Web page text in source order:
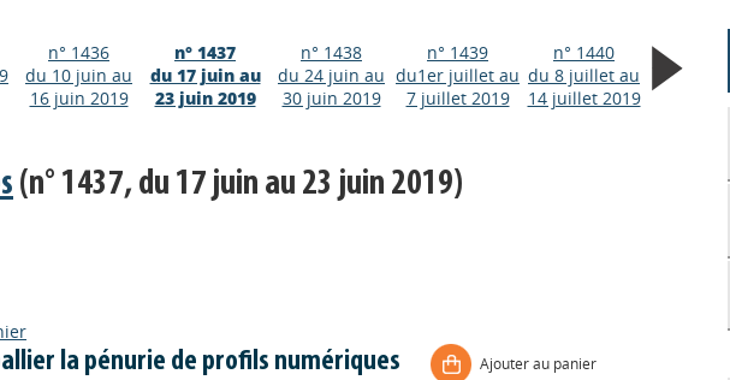
n° 1436
du 10 juin au
16 juin 2019
n° 1437
du 17 juin au
23 juin 2019
n° 1438
du 24 juin au
30 juin 2019
n° 1439
du1er juillet au
7 juillet 2019
n° 1440
du 8 juillet au
14 juillet 2019
(n° 1437, du 17 juin au 23 juin 2019)
la pénurie de profils numériques Ajouter au panier